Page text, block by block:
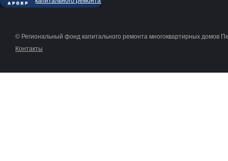
© Региональный фонд капитального ремонта многоквартирных домов
Контакты